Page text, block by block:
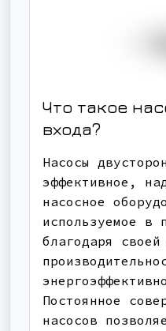
Что такое
входа?
Насосы
эффективное,
насосное
используемое в
благодаря своей
Постоянное
насосов